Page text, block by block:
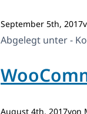
September 5th,
Abgelegt unter -
August 4th, 2017von